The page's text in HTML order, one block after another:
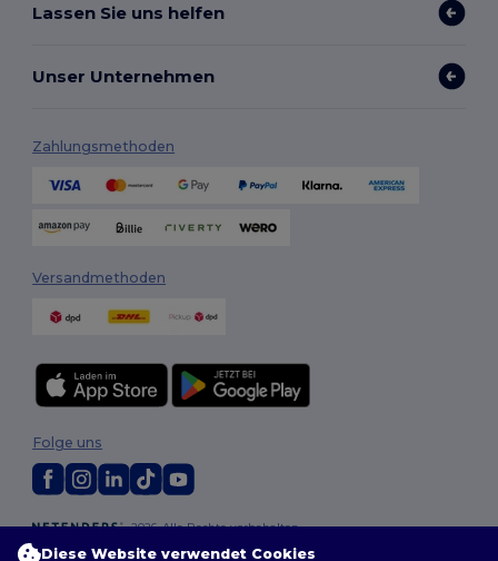
Lassen Sie uns helfen
Unser Unternehmen
Zahlungsmethoden
Versandmethoden
2026. Alle Rechte vorbehalten
Allgemeine Geschäftsbedingungen|Personalisierungsrichtlinien
Folge uns
Diese Website verwendet Cookies